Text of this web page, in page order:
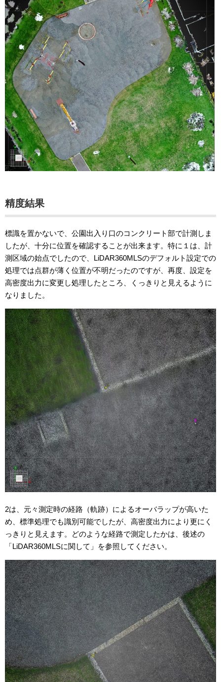
精度結果
標識を置かないで、公園出入り口のコンクリート部で計測しま
したが、十分に位置を確認することが出来ます。特に１は、計
測区域の始点でしたので、LiDAR360MLSのデフォルト設定での
処理では点群が薄く位置が不明だったのですが、再度、設定を
高密度出力に変更し処理したところ、くっきりと見えるように
なりました。
2は、元々測定時の経路（軌跡）によるオーバラップが高いた
め、標準処理でも識別可能でしたが、高密度出力により更にく
っきりと見えます。どのような経路で測定したかは、後述の
「LiDAR360MLSに関して」を参照してください。